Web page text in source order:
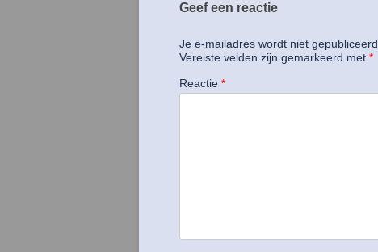
Geef een reactie
Je e-mailadres wordt niet gepubliceerd.
Vereiste velden zijn gemarkeerd met *
Reactie *